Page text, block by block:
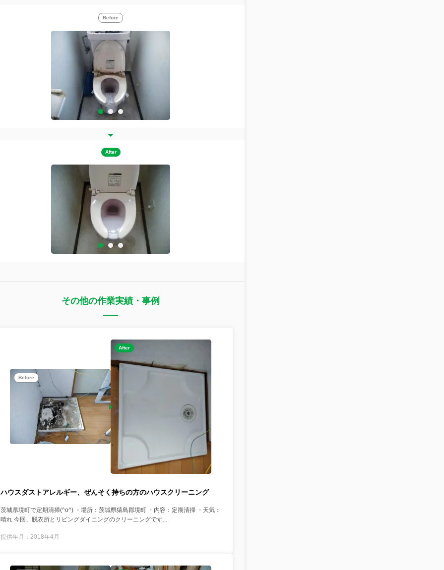
Before
After
その他の作業実績・事例
Before
After
ハウスダストアレルギー、ぜんそく持ちの方のハウスクリーニング
茨城県境町で定期清掃(^o^) ・場所：茨城県猿島郡境町 ・内容：定期清掃 ・天気：
晴れ 今回、脱衣所とリビングダイニングのクリーニングです...
提供年月：2018年4月